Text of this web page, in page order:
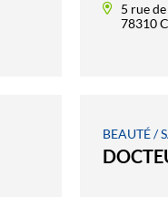
5 rue
78310
BEAUTÉ /